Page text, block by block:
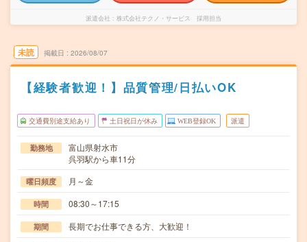
派遣会社 株式会社テクノ・サービス 採用担当
未読 掲載日 2026/08/07
【経験者歓迎！】品質管理/日払いOK
交通費別途支給あり 土日祝日が休み WEB登録OK 派遣
勤務地
富山県射水市
呉羽駅から車11分
曜日頻度 月～金
時間 08:30～17:15
期間 長期でお仕事できる方、大歓迎！